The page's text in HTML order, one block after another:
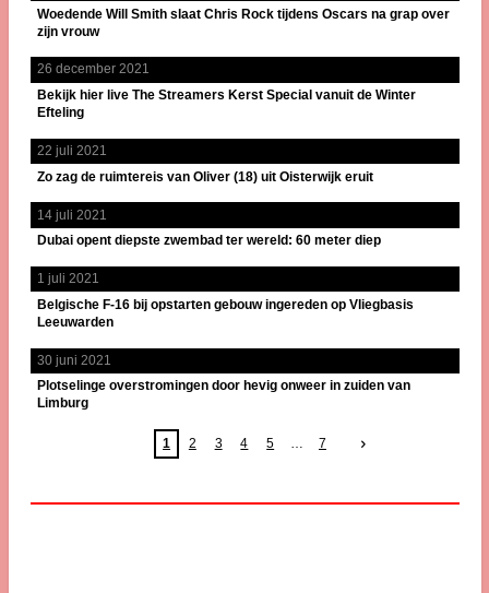
Woedende Will Smith slaat Chris Rock tijdens Oscars na grap over
zijn vrouw
26 december 2021
Bekijk hier live The Streamers Kerst Special vanuit de Winter
Efteling
22 juli 2021
Zo zag de ruimtereis van Oliver (18) uit Oisterwijk eruit
14 juli 2021
Dubai opent diepste zwembad ter wereld: 60 meter diep
1 juli 2021
Belgische F-16 bij opstarten gebouw ingereden op Vliegbasis
Leeuwarden
30 juni 2021
Plotselinge overstromingen door hevig onweer in zuiden van
Limburg
1 2 3 4 5 7